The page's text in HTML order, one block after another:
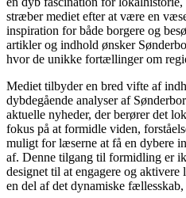
stræber mediet efter at være en
inspiration for både borgere og
artikler og indhold ønsker
hvor de unikke fortællinger om
Mediet tilbyder en bred vifte af
dybdegående analyser af
aktuelle nyheder, der berører det
fokus på at formidle viden,
muligt for læserne at få en dybere
af. Denne tilgang til formidling er
designet til at engagere og
en del af det dynamiske